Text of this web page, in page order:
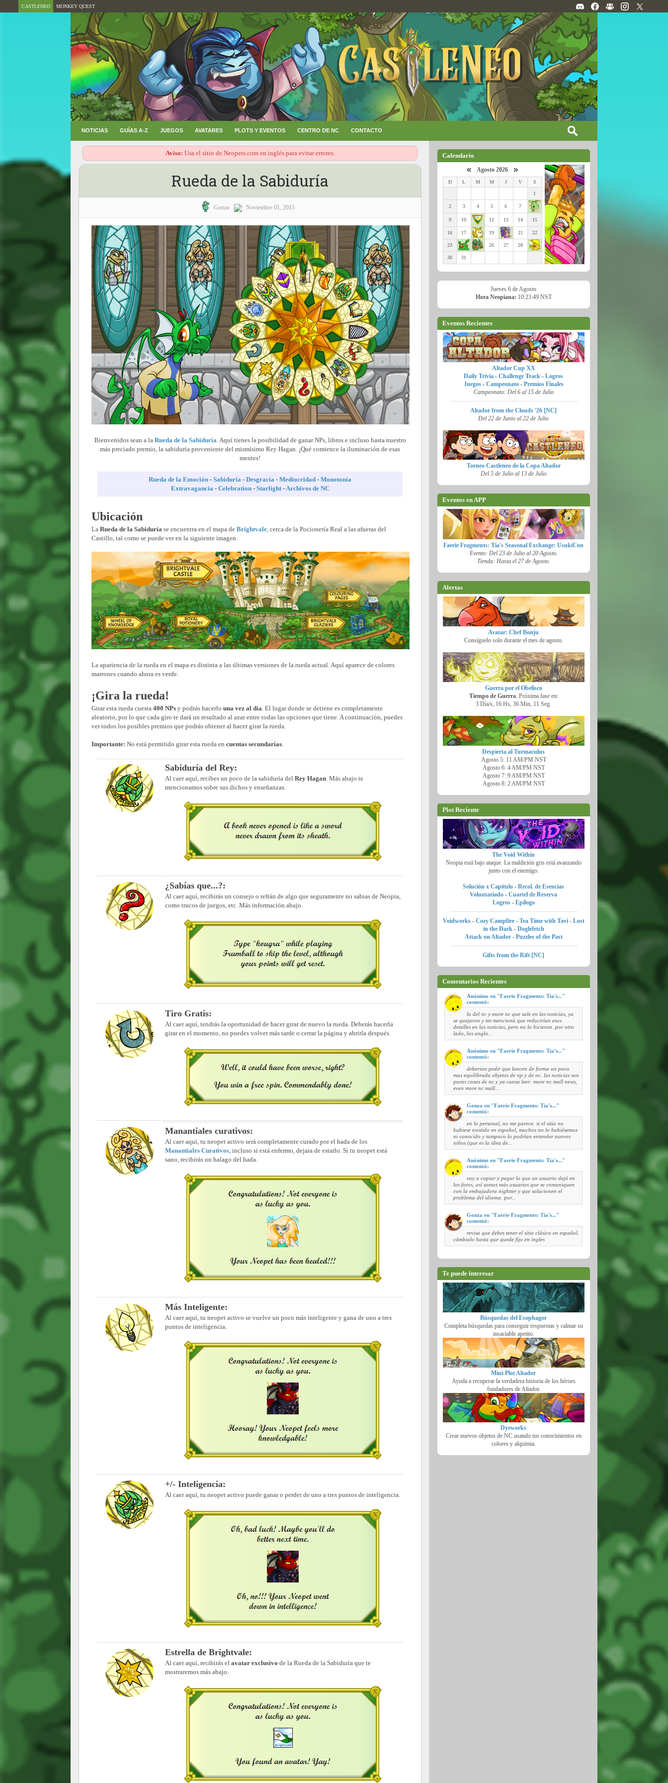
CASTLENEO MONKEY QUEST
NOTICIAS GUÍAS A-Z JUEGOS AVATARES PLOTS Y EVENTOS CENTRO DE NC CONTACTO
Aviso: Usa el sitio de Neopets.com en inglés para evitar errores.
Rueda de la Sabiduría
Gonza Noviembre 01, 2015
Bienvenidos sean a laRueda de la Sabiduría. Aquí tienes la posibilidad de ganar NPs, libros e incluso hasta nuestro
más preciado premio, la sabiduría proveniente del mismísimo Rey Hagan. ¡Qué comience la iluminación de esas
mentes!
Rueda de la Emoción -Sabiduría -Desgracia -Mediocridad -Monotonía
Extravagancia- Celebration- Starlight-Archivos de NC
Ubicación
La Rueda de la Sabiduría se encuentra en el mapa de Brightvale, cerca de la Pocionería Real a las afueras del
Castillo, tal como se puede ver en la siguiente imagen.
La apariencia de la rueda en el mapa es distinta a las últimas versiones de la rueda actual. Aquí aparece de colores
marrones cuando ahora es verde.
¡Gira la rueda!
Girar esta rueda cuesta 400 NPs y podrás hacerlo una vez al día. El lugar donde se detiene es completamente
aleatorio, por lo que cada giro te dará un resultado al azar entre todas las opciones que tiene. A continuación, puedes
ver todos los posibles premios que podrás obtener al hacer girar la rueda.
Importante: No está permitido girar esta rueda en cuentas secundarias.
Sabiduría del Rey:
Al caer aquí, recibes un poco de la sabiduría delRey Hagan. Más abajo te
mencionamos sobre sus dichos y enseñanzas.
¿Sabías que...?:
Al caer aquí, recibirás un consejo o refrán de algo que seguramente no sabias de Neopia,
como trucos de juegos, etc. Más información abajo.
Tiro Gratis:
Al caer aquí, tendrás la oportunidad de hacer girar de nuevo la rueda. Deberás hacerla
girar en el momento, no puedes volver más tarde o cerrar la página y abrirla después.
Manantiales curativos:
Al caer aquí, tu neopet activo será completamente curado por el hada de los
Manantiales Curativos, incluso si está enfermo, dejara de estarlo. Si tu neopet está
sano, recibirás un halago del hada.
Más Inteligente:
Al caer aquí, tu neopet activo se vuelve un poco más inteligente y gana de uno a tres
puntos de inteligencia.
+/- Inteligencia:
Al caer aquí, tu neopet activo puede ganar o perder de uno a tres puntos de inteligencia.
Estrella de Brightvale:
Al caer aquí, recibirás elavatar exclusivo de la Rueda de la Sabiduría que te
mostraremos más abajo.
Calendario
« Agosto 2026 »
D L M M J V S
1
2 3 4 5 6 7
9 10 12 13 14 15
16 17 19 21 22
23 26 27 28
30 31
Jueves 6 de Agosto
Hora Neopiana: 10:23:50 NST
Eventos Recientes
Altador Cup XX
Daily Trivia -Challenge Track -Logros
Juegos- Campeonato- Premios Finales
Campeonato: Del 6 al 15 de Julio
Altador from the Clouds '26 [NC]
Del 22 de Junio al 22 de Julio
Torneo Castleneo de la Copa Altador
Del 5 de Julio al 13 de Julio
Eventos en APP
Faerie Fragments: Tia's Seasonal Exchange: UsukiCon
Evento: Del 23 de Julio al 20 Agosto.
Tienda: Hasta el 27 de Agosto.
Alertas
Avatar: Chef Bonju
Consíguelo solo durante el mes de agosto.
Guerra por el Obelisco
Tiempo de Guerra. Próxima fase en:
3 Día/s, 16 Hs, 36 Min, 10 Seg.
Despierta al Turmaculus
Agosto 5: 11 AM/PM NST
Agosto 6: 4 AM/PM NST
Agosto 7: 9 AM/PM NST
Agosto 8: 2 AM/PM NST
Plot Reciente
The Void Within
Neopia está bajo ataque. La maldición gris está avanzando
junto con el enemigo.
Solución x Capítulo -Recol. de Esencias
Voluntariado -Cuartel de Reserva
Logros- Epílogo
Voidworks- Cozy Campfire - Tea Time with Tavi- Lost
in the Dark- Doglefetch
Attack on Altador- Puzzles of the Past
Gifts from the Rift [NC]
Comentarios Recientes
Anónimo en "Faerie Fragments: Tia's..."
comentó:
lo del nc y more nc que sale en las noticias, ya
se quejaron y tnt mencionó que reducirían esos
detalles en las noticias, pero no lo hicieron. por otro
lado, los anglo...
Anónimo en "Faerie Fragments: Tia's..."
comentó:
deberian pedir que lancen de forma un poco
mas equilibrada objetos de np y de nc. las noticias son
puras cosas de nc y ya cansa leer: more nc mall news,
even more nc mall...
Gonza en "Faerie Fragments: Tia's..."
comentó:
en lo personal, no me parece. si el sitio no
hubiese existido en español, muchos no lo hubiésemos
ni conocido y tampoco lo podrían entender nuevos
niños (que es la idea de...
Anónimo en "Faerie Fragments: Tia's..."
comentó:
voy a copiar y pegar lo que un usuario dejó en
los foros, así somos más usuarios que se comuniquen
con la embajadora nightter y que solucionen el
problema del idioma. por...
Gonza en "Faerie Fragments: Tia's..."
comentó:
revisa que debes tener el sitio clásico en español.
cámbialo hasta que quede fijo en ingles
Te puede interesar
Búsquedas del Esophagor
Completa búsquedas para conseguir respuestas y calmar su
insaciable apetito.
Mini-Plot Altador
Ayuda a recuperar la verdadera historia de los héroes
fundadores de Altador.
Dyeworks
Crear nuevos objetos de NC usando tus conocimientos en
colores y alquimia.